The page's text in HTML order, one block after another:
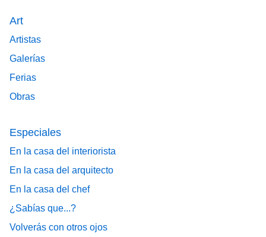
Art
Artistas
Galerías
Ferias
Obras
Especiales
En la casa del interiorista
En la casa del arquitecto
En la casa del chef
¿Sabías que...?
Volverás con otros ojos